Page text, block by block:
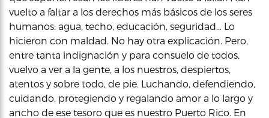
vuelto a faltar a los derechos más básicos de los seres
humanos: agua, techo, educación, seguridad… Lo
hicieron con maldad. No hay otra explicación. Pero,
entre tanta indignación y para consuelo de todos,
vuelvo a ver a la gente, a los nuestros, despiertos,
atentos y sobre todo, de pie. Luchando, defendiendo,
cuidando, protegiendo y regalando amor a lo largo y
ancho de ese tesoro que es nuestro Puerto Rico. En